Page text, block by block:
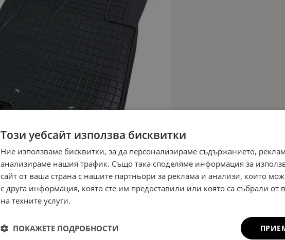
Този уебсайт използва бисквитки
Ние използваме бисквитки, за да персонализираме съдържанието,
анализираме нашия трафик. Също така споделяме информация за
сайт от ваша страна с нашите партньори за реклама и анализи, които
с друга информация, която сте им предоставили или която са събрали от
на техните услуги.
ПОКАЖЕТЕ ПОДРОБНОСТИ